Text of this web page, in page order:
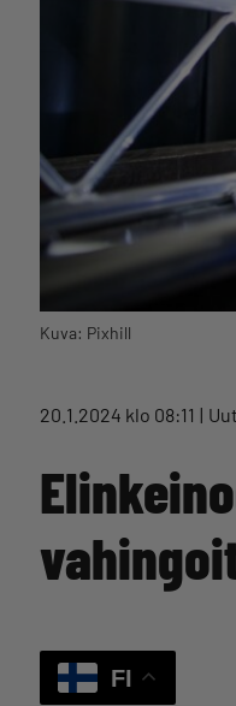
Kuva: Pixhill
20.1.2024 klo 08:11
FI